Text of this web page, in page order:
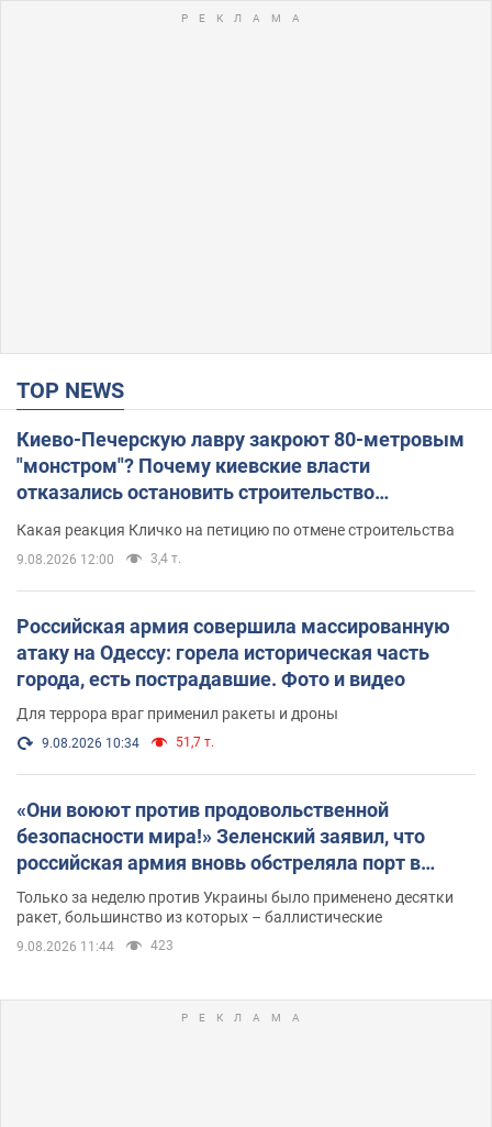
TOP NEWS
Киево-Печерскую лавру закроют 80-метровым
"монстром"? Почему киевские власти
отказались остановить строительство
Какая реакция Кличко на петицию по отмене строительства
9.08.2026 12:00 3,4 т.
Российская армия совершила массированную
атаку на Одессу: горела историческая часть
города, есть пострадавшие. Фото и видео
Для террора враг применил ракеты и дроны
9.08.2026 10:34 51,7 т.
«Они воюют против продовольственной
безопасности мира!» Зеленский заявил, что
российская армия вновь обстреляла порт в
Одессе
Только за неделю против Украины было применено десятки
ракет, большинство из которых – баллистические
9.08.2026 11:44 423